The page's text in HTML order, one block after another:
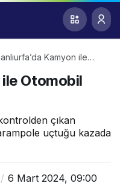
Kamyon ile
ile Otomobil
çıkan
uçtuğu kazada
6 Mart 2024, 09:00
0